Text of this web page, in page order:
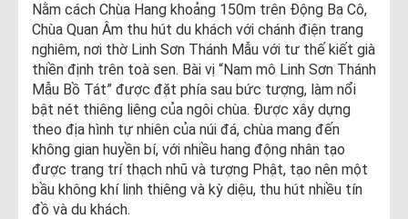
Nằm cách Chùa Hang khoảng 150m trên Động Ba Cô,
Chùa Quan Âm thu hút du khách với chánh điện trang
nghiêm, nơi thờ Linh Sơn Thánh Mẫu với tư thế kiết già
thiền định trên toà sen. Bài vị “Nam mô Linh Sơn Thánh
Mẫu Bồ Tát” được đặt phía sau bức tượng, làm nổi
bật nét thiêng liêng của ngôi chùa. Được xây dựng
theo địa hình tự nhiên của núi đá, chùa mang đến
không gian huyền bí, với nhiều hang động nhân tạo
được trang trí thạch nhũ và tượng Phật, tạo nên một
bầu không khí linh thiêng và kỳ diệu, thu hút nhiều tín
đồ và du khách.